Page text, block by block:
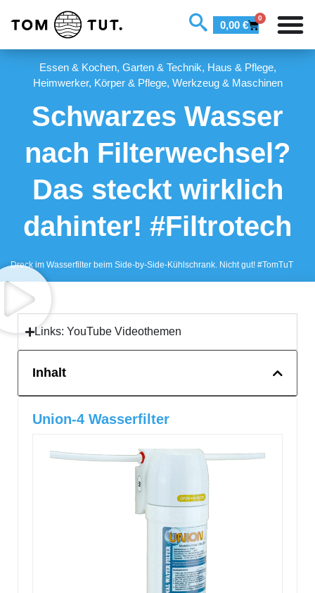
0,00 €
0
Essen & Kochen, Garten & Technik, Haus & Pflege,
Heimwerker, Körper & Pflege, Werkzeug & Maschinen
Schwarzes Wasser
nach Filterwechsel?
Das steckt wirklich
dahinter! #Filtrotech
Dreck im Wasserfilter beim Side-by-Side-Kühlschrank. Nicht gut! #TomTuT
Links: YouTube Videothemen
Inhalt
Union-4 Wasserfilter